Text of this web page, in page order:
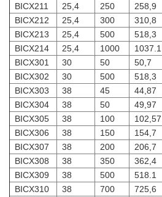
BICX211
25,4 250 258,9
BICX212
25,4 300 310,8
BICX213
25,4 500 518,3
BICX214
25,4 1000 1037.1
BICX301
30 50 50,7
BICX302
30 500 518,3
BICX303
38 45 44,87
BICX304
38 50 49,97
BICX305
38 100 102,57
BICX306
38 150 154,7
BICX307
38 200 206,7
BICX308
38 350 362,4
BICX309
38 500 518.1
BICX310
38 700 725,6